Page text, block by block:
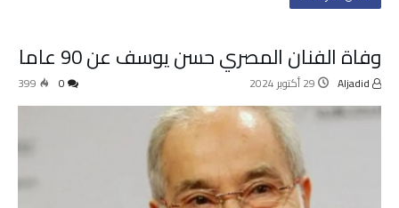
وفاة الفنان المصري حسن يوسف عن 90 عاما
29 أكتوبر 2024 399